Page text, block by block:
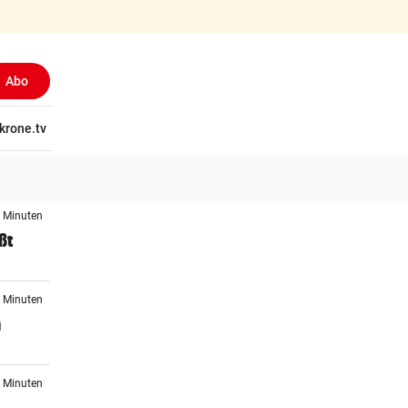
Abo
krone.tv
Minuten
Minuten
Minuten